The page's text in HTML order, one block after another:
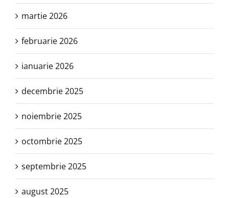
martie 2026
februarie 2026
ianuarie 2026
decembrie 2025
noiembrie 2025
octombrie 2025
septembrie 2025
august 2025